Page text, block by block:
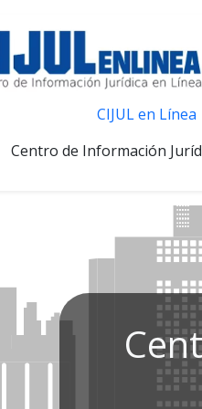
CIJUL en Línea
Centro de Información